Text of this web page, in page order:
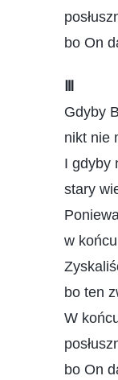
bo On
Gdyby
nikt nie
I gdyby
stary
w
bo ten
W
bo On